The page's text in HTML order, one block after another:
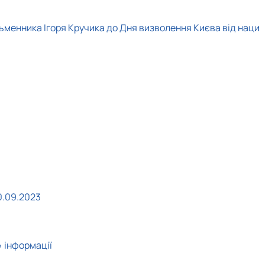
Ігоря Кручика до Дня визволення Києва від